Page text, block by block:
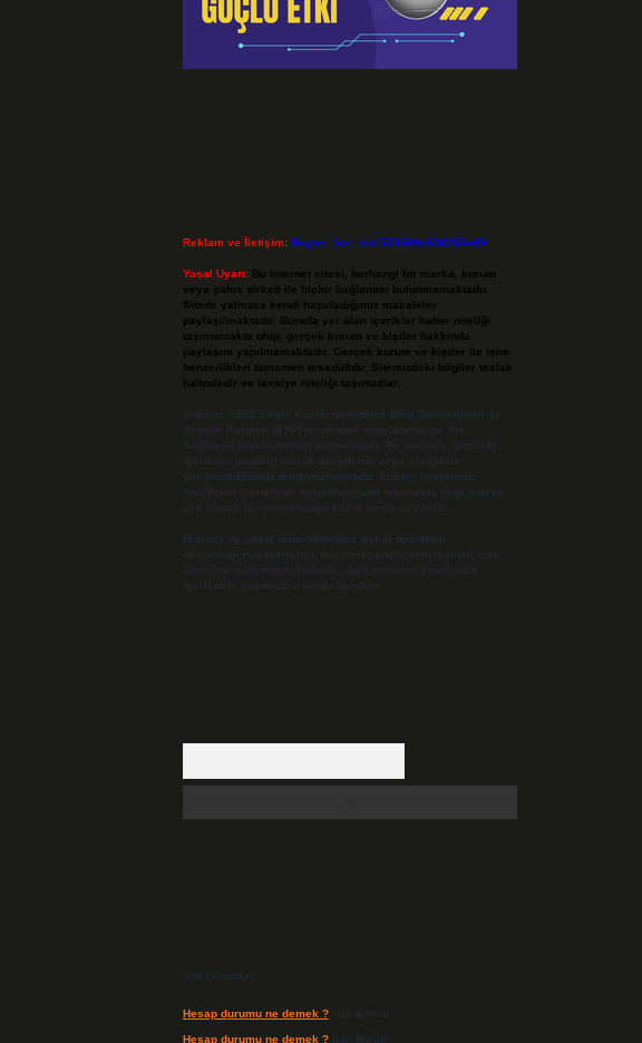
Reklam ve İletişim: Skype: live:.cid.575569c608265c69
Yasal Uyarı: Bu internet sitesi, herhangi bir marka, kurum
veya şahıs şirketi ile hiçbir bağlantısı bulunmamaktadır.
Sitede yalnızca kendi hazırladığımız makaleler
paylaşılmaktadır. Burada yer alan içerikler haber niteliği
taşımamakta olup, gerçek kurum ve kişiler hakkında
paylaşım yapılmamaktadır. Gerçek kurum ve kişiler ile isim
benzerlikleri tamamen tesadüfidir. Sitemizdeki bilgiler taslak
halindedir ve tavsiye niteliği taşımazlar.
Sitemiz, 5651 Sayılı Kanun gereğince Bilgi Teknolojileri ve
İletişim Kurumu (BTK) tarafından onaylanmış bir Yer
Sağlayıcı olarak hizmet vermektedir. Bu nedenle, sitedeki
içerikleri proaktif olarak denetleme veya araştırma
yükümlülüğümüz bulunmamaktadır. Ancak, üyelerimiz
yazdıkları içeriklerin sorumluluğunu taşımakta olup, siteye
üye olarak bu sorumluluğu kabul etmiş sayılırlar.
Hukuka ve yasal düzenlemelere aykırı olduğunu
düşündüğünüz içerikleri,
backlinkpanelicomtr@gmail.com
adresine bildirmeniz halinde, ilgili içerikler yasal süre
içerisinde sitemizden kaldırılacaktır.
Son Yorumlar
Hesap durumu ne demek ?için admin
Hesap durumu ne demek ?için Haluk